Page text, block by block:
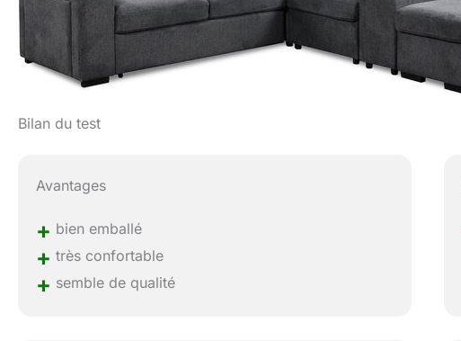
Bilan du test
Avantages
+ bien emballé
+ très confortable
+ semble de qualité